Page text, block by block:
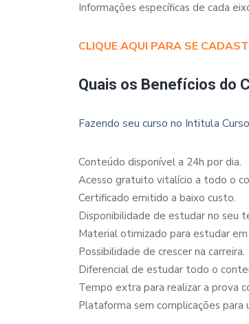
Informações específicas de cada
CLIQUE AQUI PARA SE
Quais os Benefícios do
Fazendo seu curso no Intitula
Conteúdo disponível a 24h por dia.
Acesso gratuito vitalício a todo o
Certificado emitido a baixo custo.
Disponibilidade de estudar no seu
Material otimizado para estudar
Possibilidade de crescer na carreira.
Diferencial de estudar todo o
Tempo extra para realizar a prova
Plataforma sem complicações para